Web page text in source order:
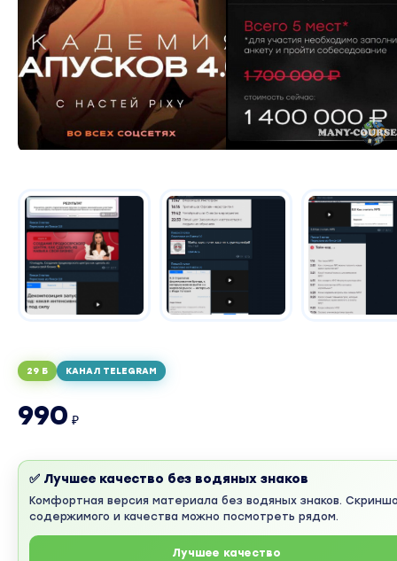
29 Б КАНАЛ TELEGRAM
990 ₽
✅ Лучшее качество без водяных знаков
Комфортная версия материала без водяных знаков.
содержимого и качества можно посмотреть рядом.
Лучшее качество